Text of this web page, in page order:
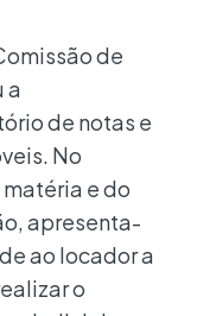
de
a
de notas e
No
e do
apresenta-
ao locador a
o